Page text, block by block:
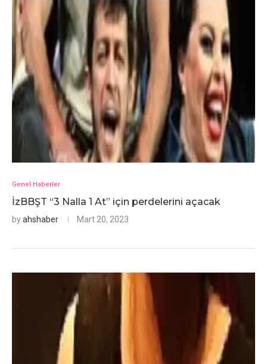
Genel Haberler
İzBBŞT “3 Nalla 1 At” için perdelerini açacak
byahshaber Mart 20, 2023